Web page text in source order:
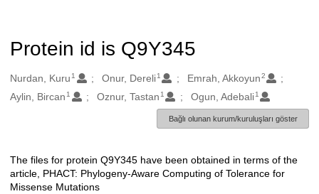
Protein id is Q9Y345
Oluşturanlar
Nurdan, Kuru 1 Onur, Dereli 1 Emrah, Akkoyun2
Aylin, Bircan 1 Oznur, Tastan 1 Ogun, Adebali 1
Bağlı olunan kurum/kuruluşları göster
Açıklama
The files for protein Q9Y345 have been obtained in terms of the
article, PHACT: Phylogeny-Aware Computing of Tolerance for
Missense Mutations